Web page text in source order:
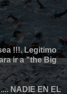
!!!. Legitimo
ir a "the Big
NADIE EN EL